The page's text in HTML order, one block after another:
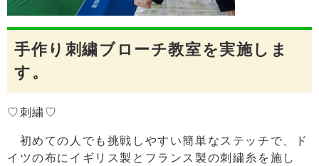
手作り刺繍ブローチ教室を実施しま
す。
♡刺繍♡
初めての人でも挑戦しやすい簡単なステッチで、ド
イツの布にイギリス製とフランス製の刺繍糸を施し